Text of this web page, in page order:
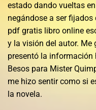
estado dando vueltas
negándose a ser
pdf gratis libro online​
y la visión del autor. Me
presentó la información
Besos para Mister
me hizo sentir como si
la novela.